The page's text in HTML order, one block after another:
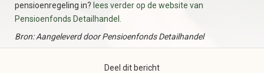
pensioenregeling in? lees verder op de website van
Pensioenfonds Detailhandel.
Bron: Aangeleverd door Pensioenfonds Detailhandel
Deel dit bericht